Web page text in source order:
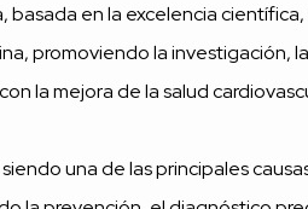
basada en la excelencia
promoviendo la investigación,
la mejora de la salud
una de las principales